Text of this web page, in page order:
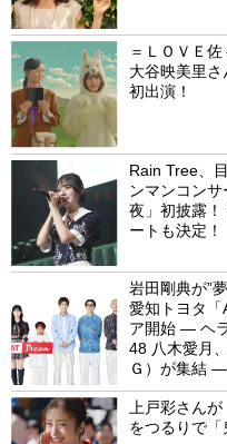
＝ＬＯＶＥ
大谷映美里
初出演！
Rain Tree、
ンマンコン
夜」初披露
ートも決定！
岩田剛典が”
愛知トヨタ
ア開始 ― ヘ
48 八木愛月
Ｇ）が集結 ―
上戸彩さん
をつるりで「